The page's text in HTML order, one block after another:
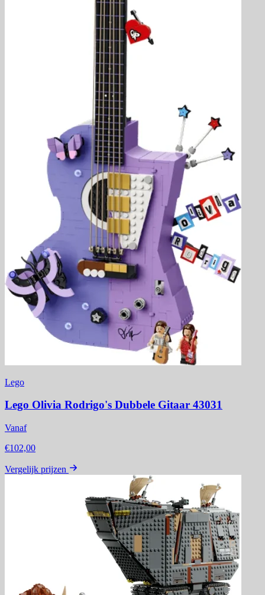
Lego
Lego Olivia Rodrigo's Dubbele Gitaar 43031
Vanaf
€102,00
Vergelijk prijzen